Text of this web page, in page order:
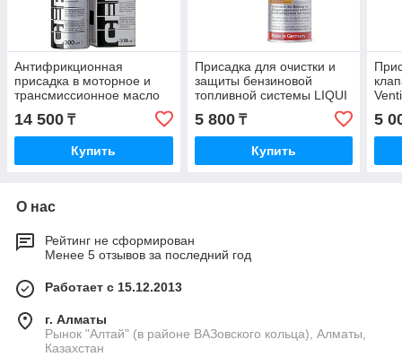
Антифрикционная
присадка в моторное и
трансмиссионное масло
CeraTec от Liqui Moly
300ml 3721
14 500 ₸
Купить
Присадка для очистки и
защиты бензиновой
топливной системы LIQUI
MOLY Benzin-System-
Pflege 300ml.
5 800₸
Купить
5
О нас
Рейтинг не сформирован
Менее 5 отзывов за последний год
Работает с 15.12.2013
г. Алматы
Рынок "Алтай" (в районе ВАЗовского кольца), Алматы,
Казахстан